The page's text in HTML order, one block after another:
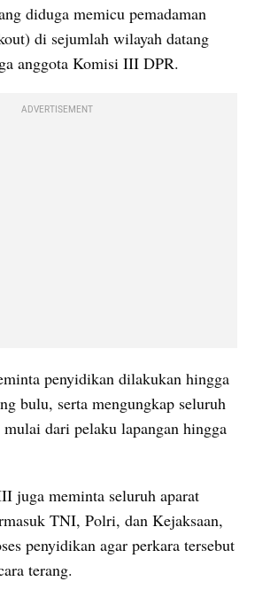
diduga memicu pemadaman
di sejumlah wilayah datang
anggota Komisi III DPR.
ADVERTISEMENT
penyidikan dilakukan hingga
bulu, serta mengungkap seluruh
dari pelaku lapangan hingga
juga meminta seluruh aparat
TNI, Polri, dan Kejaksaan,
penyidikan agar perkara tersebut
terang.